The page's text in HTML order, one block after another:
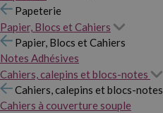
Papeterie
Papier, Blocs et Cahiers
Papier, Blocs et Cahiers
Notes Adhésives
Cahiers, calepins et blocs-notes
Cahiers, calepins et blocs-notes
Cahiers à couverture souple